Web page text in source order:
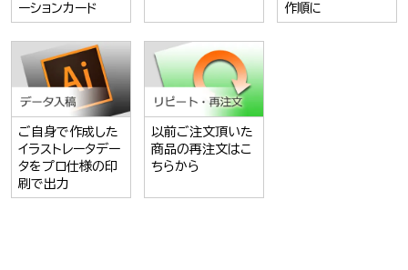
ーションカード
作順に
ご自身で作成した
イラストレータデー
タをプロ仕様の印
刷で出力
以前ご注文頂いた
商品の再注文はこ
ちらから